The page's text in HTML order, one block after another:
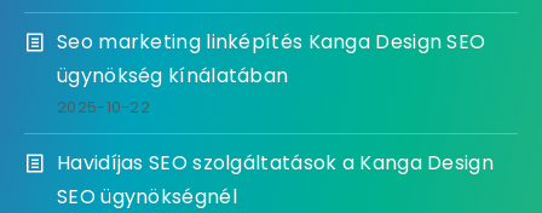
Seo marketing linképítés Kanga Design SEO
ügynökség kínálatában
2025-10-22
Havidíjas SEO szolgáltatások a Kanga Design
SEO ügynökségnél